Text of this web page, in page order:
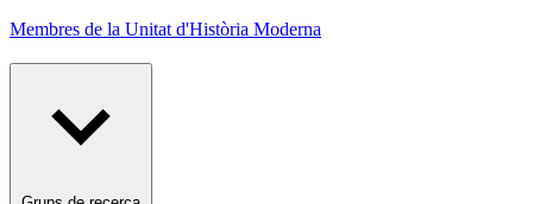
Membres de la Unitat d'Història Moderna